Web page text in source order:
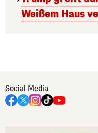
Weißem Haus
Social Media